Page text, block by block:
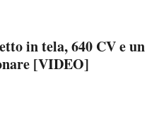
in tela, 640 CV e un
[VIDEO]